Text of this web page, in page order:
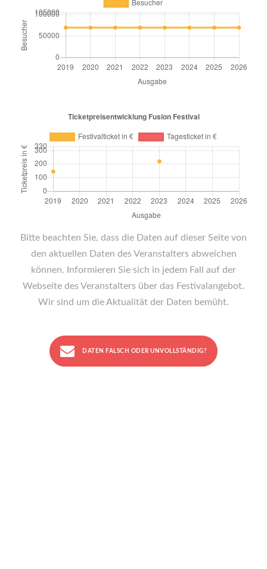
Bitte beachten Sie, dass die Daten auf dieser Seite von
den aktuellen Daten des Veranstalters abweichen
können. Informieren Sie sich in jedem Fall auf der
Webseite des Veranstalters über das Festivalangebot.
Wir sind um die Aktualität der Daten bemüht.
DATEN FALSCH ODER UNVOLLSTÄNDIG?